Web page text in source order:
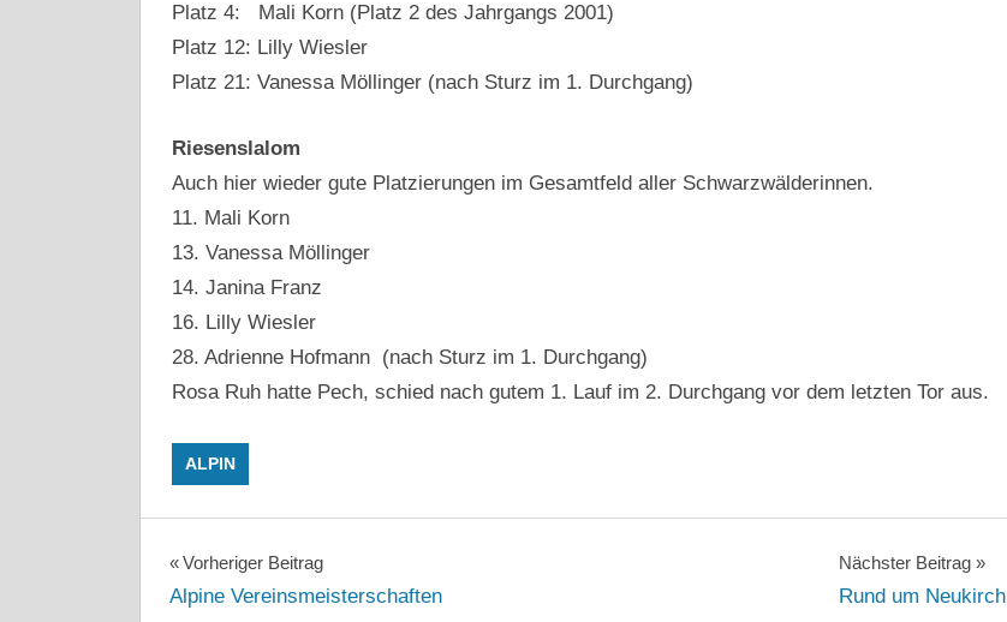
Platz 4: Mali Korn (Platz 2 des Jahrgangs 2001)
Platz 12: Lilly Wiesler
Platz 21: Vanessa Möllinger (nach Sturz im 1. Durchgang)
Riesenslalom
Auch hier wieder gute Platzierungen im Gesamtfeld aller Schwarzwälderinnen.
11. Mali Korn
13. Vanessa Möllinger
14. Janina Franz
16. Lilly Wiesler
28. Adrienne Hofmann (nach Sturz im 1. Durchgang)
Rosa Ruh hatte Pech, schied nach gutem 1. Lauf im 2. Durchgang vor dem letzten Tor aus.
ALPIN
Beitragsnavigation
Vorheriger Beitrag
Alpine Vereinsmeisterschaften
Nächster Beitrag
Rund um Neukirch